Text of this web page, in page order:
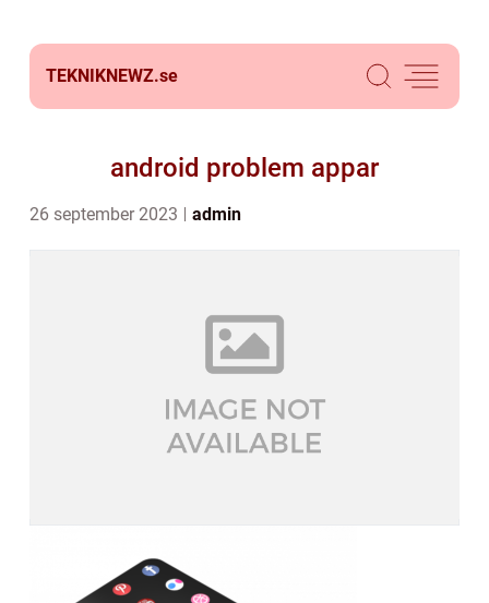
TEKNIKNEWZ.se
android problem appar
26 september 2023 admin